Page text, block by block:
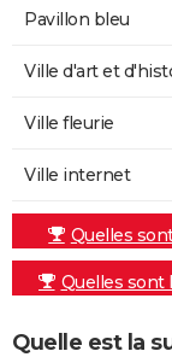
Pavillon bleu
Ville d'art et
Ville fleurie
Ville internet
Quelles
Quelles sont
Quelle est la